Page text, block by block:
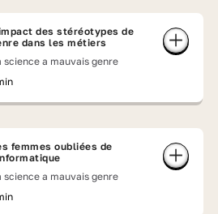
des stéréotypes de
dans les métiers
science a mauvais genre
femmes oubliées de
science a mauvais genre